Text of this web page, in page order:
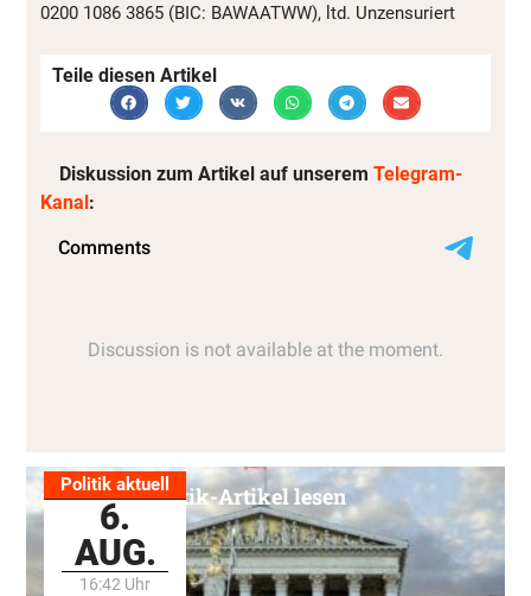
0200 1086 3865 (BIC: BAWAATWW), ltd. Unzensuriert
Teile diesen Artikel
Diskussion zum Artikel auf unserem Telegram-
Kanal :
Politik aktuell
6.
AUG.
16:42 Uhr
Alle Politik-Artikel lesen